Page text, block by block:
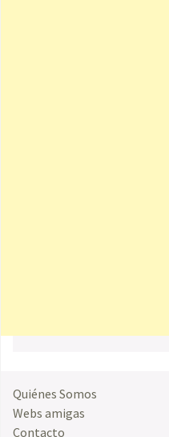
Quiénes Somos
Webs amigas
Contacto